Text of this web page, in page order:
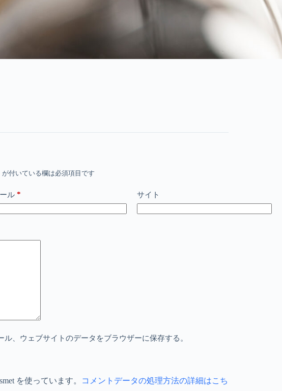
が付いている欄は必須項目です
ル * サイト
、ウェブサイトのデータをブラウザーに保存する。
を使っています。
コメントデータの処理方法の詳細はこち